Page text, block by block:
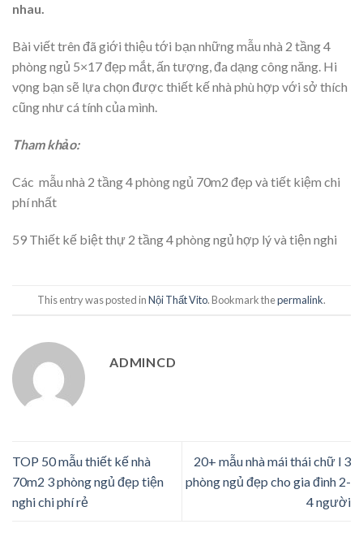
nhau.
Bài viết trên đã giới thiệu tới bạn những mẫu nhà 2 tầng 4
phòng ngủ 5×17 đẹp mắt, ấn tượng, đa dạng công năng. Hi
vọng bạn sẽ lựa chọn được thiết kế nhà phù hợp với sở thích
cũng như cá tính của mình.
Tham khảo:
Các mẫu nhà 2 tầng 4 phòng ngủ 70m2 đẹp và tiết kiệm chi
phí nhất
59 Thiết kế biệt thự 2 tầng 4 phòng ngủ hợp lý và tiện nghi
This entry was posted inNội Thất Vito. Bookmark thepermalink.
ADMINCD
TOP 50 mẫu thiết kế nhà
70m2 3 phòng ngủ đẹp tiện
nghi chi phí rẻ
20+ mẫu nhà mái thái chữ l 3
phòng ngủ đẹp cho gia đình 2-
4 người